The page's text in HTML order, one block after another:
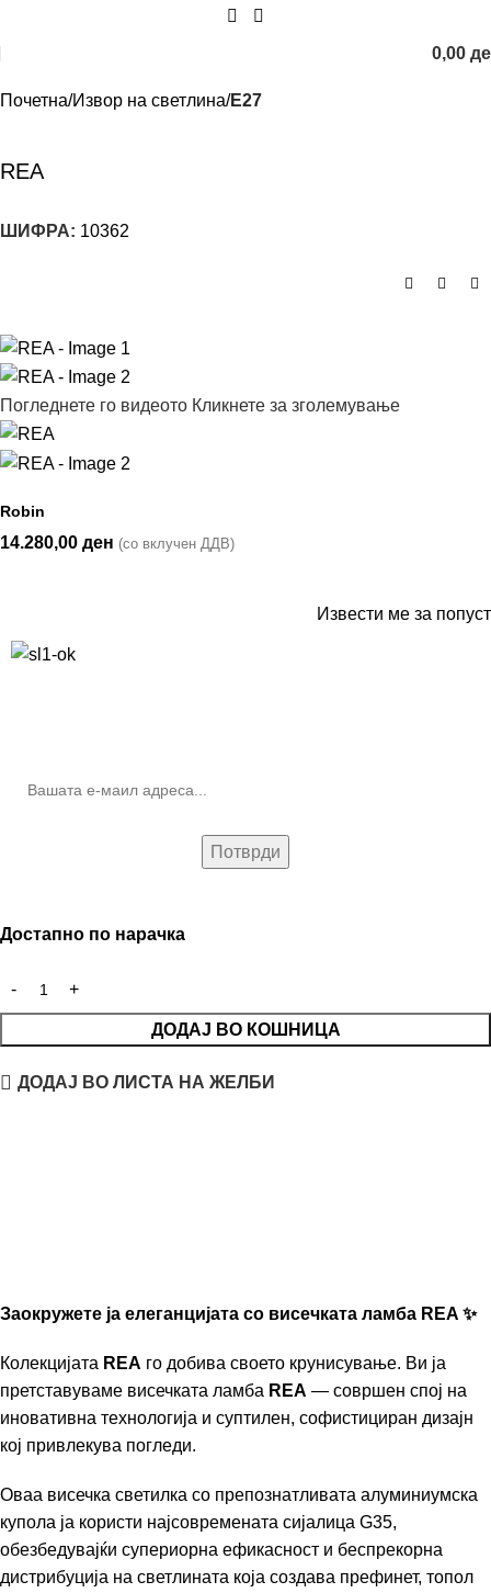
0,00
Почетна Извор на светлина E27
REA
ШИФРА: 10362
Погледнете го видеото Кликнете за зголемување
Robin
14.280,00 ден (со вклучен ДДВ)
Извести ме за попуст
Достапно по нарачка
ДОДАЈ ВО КОШНИЦА
ДОДАЈ ВО ЛИСТА НА ЖЕЛБИ
Заокружете ја елеганцијата со висечката ламба REA ✨
Колекцијата REA го добива своето крунисување. Ви ја
претставуваме висечката ламба REA — совршен спој на
иновативна технологија и суптилен, софистициран дизајн
кој привлекува погледи.
Оваа висечка светилка со препознатливата алуминиумска
купола ја користи најсовремената сијалица G35,
обезбедувајќи супериорна ефикасност и беспрекорна
дистрибуција на светлината која создава префинет, топол